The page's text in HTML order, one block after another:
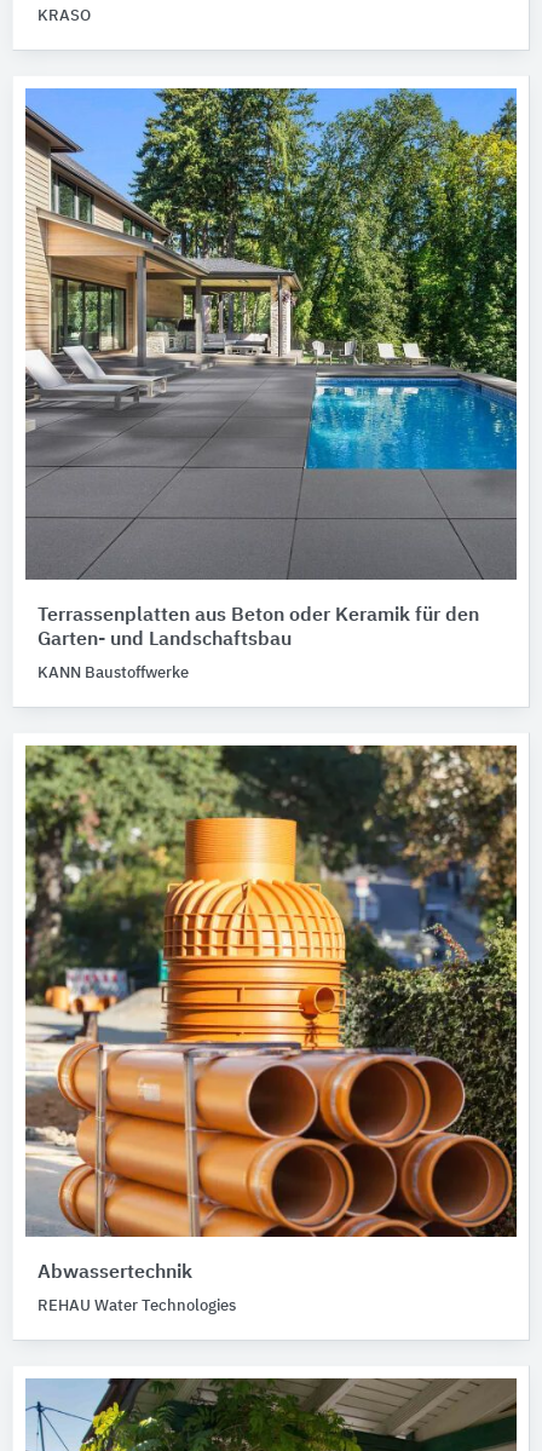
KRASO
Terrassenplatten aus Beton oder Keramik für den
Garten- und Landschaftsbau
KANN Baustoffwerke
Abwassertechnik
REHAU Water Technologies